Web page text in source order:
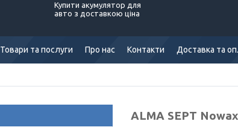
Купити акумулятор для
авто з доставкою ціна
Товари та послуги Про нас Контакти Доставка та
ALMA SEPT Nowax